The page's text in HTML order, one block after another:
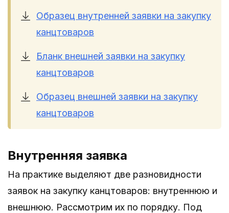
Образец внутренней заявки на закупку
канцтоваров
Бланк внешней заявки на закупку
канцтоваров
Образец внешней заявки на закупку
канцтоваров
Внутренняя заявка
На практике выделяют две разновидности
заявок на закупку канцтоваров: внутреннюю и
внешнюю. Рассмотрим их по порядку. Под